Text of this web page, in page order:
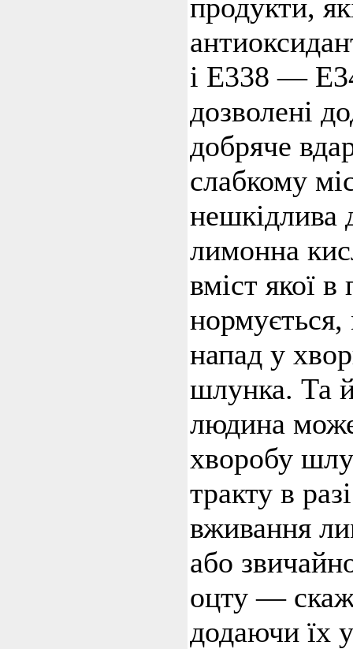
продукти,
і Е338 —
дозволені
добряче
слабкому
нешкідлива
лимонна
вміст якої
напад у
шлунка. Та
людина
хворобу
тракту в
вживання
або
оцту —
додаючи їх